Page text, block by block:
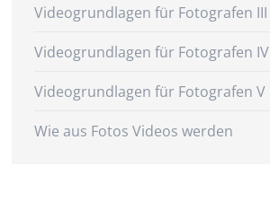
Videogrundlagen für Fotografen III
Videogrundlagen für Fotografen IV
Videogrundlagen für Fotografen V
Wie aus Fotos Videos werden